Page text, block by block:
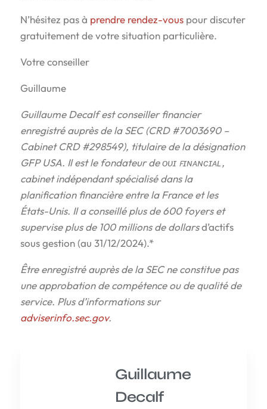
N’hésitez pas à prendre rendez-vous pour discuter
gratuitement de votre situation particulière.
Votre conseiller
Guillaume
Guillaume Decalf est conseiller financier
enregistré auprès de la SEC (CRD #7003690 –
Cabinet CRD #298549), titulaire de la désignation
GFP USA. Il est le fondateur de ᴏᴜɪ ꜰɪɴᴀɴᴄɪᴀʟ,
cabinet indépendant spécialisé dans la
planification financière entre la France et les
États-Unis. Il a conseillé plus de 600 foyers et
supervise plus de 100 millions de dollarsd’actifs
sous gestion (au 31/12/2024).*
Être enregistré auprès de la SEC ne constitue pas
une approbation de compétence ou de qualité de
service. Plus d’informations sur
adviserinfo.sec.gov.
Guillaume
Decalf